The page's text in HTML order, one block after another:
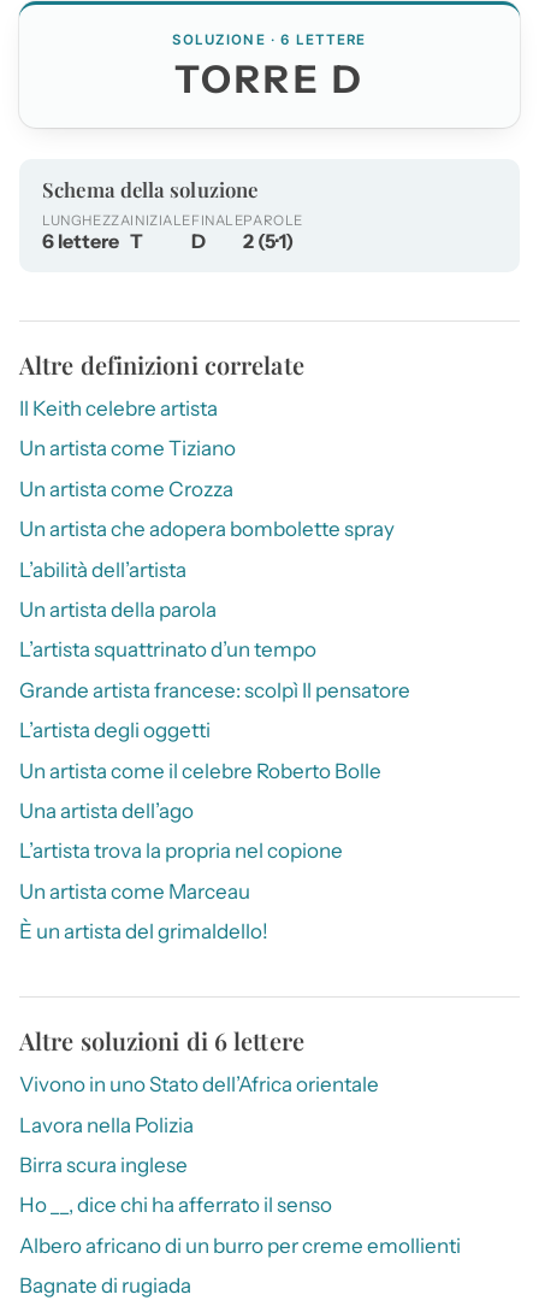
SOLUZIONE · 6 LETTERE
TORRE D
Schema della soluzione
LUNGHEZZA
6 lettere
INIZIALE
T
FINALE
D
PAROLE
2 (5·1)
Altre definizioni correlate
Il Keith celebre artista
Un artista come Tiziano
Un artista come Crozza
Un artista che adopera bombolette spray
L’abilità dell’artista
Un artista della parola
L’artista squattrinato d’un tempo
Grande artista francese: scolpì Il pensatore
L’artista degli oggetti
Un artista come il celebre Roberto Bolle
Una artista dell’ago
L’artista trova la propria nel copione
Un artista come Marceau
È un artista del grimaldello!
Altre soluzioni di 6 lettere
Vivono in uno Stato dell’Africa orientale
Lavora nella Polizia
Birra scura inglese
Ho __, dice chi ha afferrato il senso
Albero africano di un burro per creme emollienti
Bagnate di rugiada